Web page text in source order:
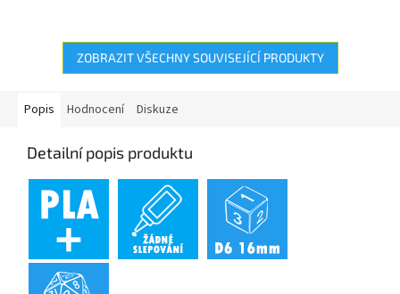
ZOBRAZIT VŠECHNY SOUVISEJÍCÍ PRODUKTY
Popis Hodnocení Diskuze
Detailní popis produktu